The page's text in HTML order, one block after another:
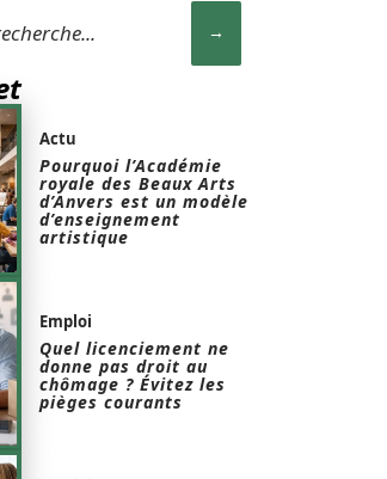
Actu
Pourquoi l’Académie
royale des Beaux Arts
d’Anvers est un modèle
d’enseignement
artistique
Emploi
Quel licenciement ne
donne pas droit au
chômage ? Évitez les
pièges courants